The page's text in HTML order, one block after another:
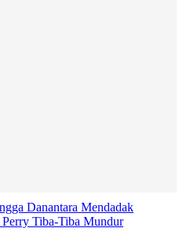
Danantara Mendadak
Tiba-Tiba Mundur